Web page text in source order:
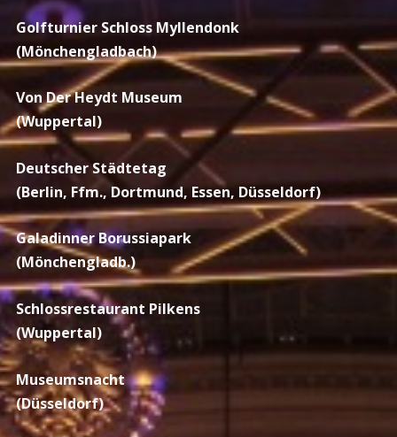
Golfturnier Schloss Myllendonk
(Mönchengladbach)
Von Der Heydt Museum
(Wuppertal)
Deutscher Städtetag
(Berlin, Ffm., Dortmund, Essen, Düsseldorf)
Galadinner Borussiapark
(Mönchengladb.)
Schlossrestaurant Pilkens
(Wuppertal)
Museumsnacht
(Düsseldorf)